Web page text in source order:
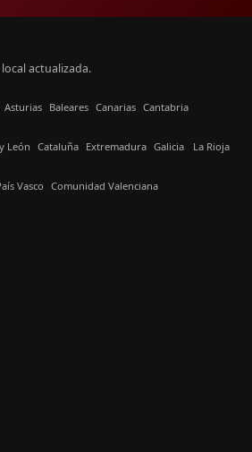
actualizada.
Asturias Baleares Canarias Cantabria
León Cataluña Extremadura Galicia La Rioja
Vasco Comunidad Valenciana